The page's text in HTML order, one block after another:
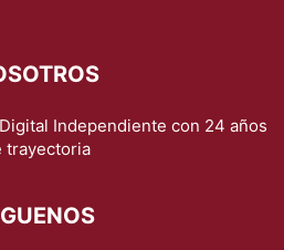
Independiente con 24 años
trayectoria